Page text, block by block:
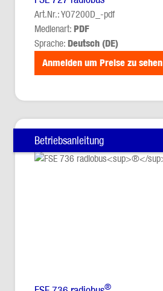
Art.Nr.: YO7200D_-pdf
Medienart: PDF
Sprache: Deutsch (DE)
Anmelden um Preise zu sehen
Betriebsanleitung
®